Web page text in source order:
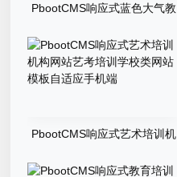
PbootCMS响应式蓝色大气教
机端
PbootCMS响应式艺术培训机